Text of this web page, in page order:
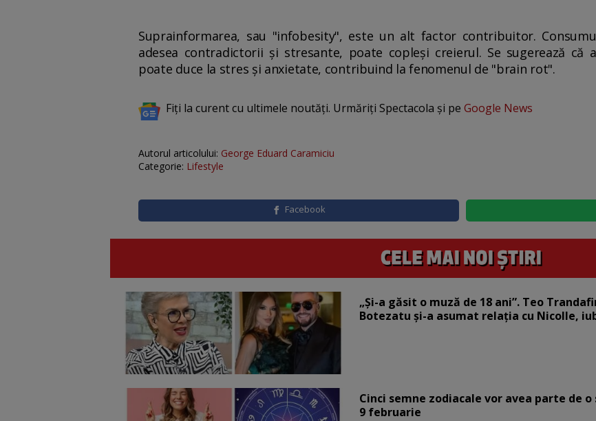
Suprainformarea, sau "infobesity", este un alt factor contribuitor.
adesea contradictorii și stresante, poate copleși creierul. Se sugerează
poate duce la stres și anxietate, contribuind la fenomenul de "brain rot".
Fiți la curent cu ultimele noutăți. Urmăriți Spectacola și pe Google News
Autorul articolului: George Eduard Caramiciu
Categorie: Lifestyle
Facebook
„Și-a găsit o muză de 18 ani”. Teo
Botezatu și-a asumat relația cu Nicolle,
Cinci semne zodiacale vor avea parte de
9 februarie